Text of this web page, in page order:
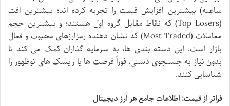
ساعته) بیشترین افزایش قیمت را تجربه کرده اند؛ بیشترین افت
(Top Losers) که نقاط مقابل گروه اول هستند؛ و بیشترین حجم
معاملات (Most Traded) که نشان دهنده رمزارزهای محبوب و فعال
بازار است. این دسته بندی ها، به سرمایه گذاران کمک می کند تا
بدون نیاز به جستجوی دستی، فوراً فرصت ها یا ریسک های نوظهور را
شناسایی کنند.
فراتر از قیمت: اطلاعات جامع هر ارز دیجیتال